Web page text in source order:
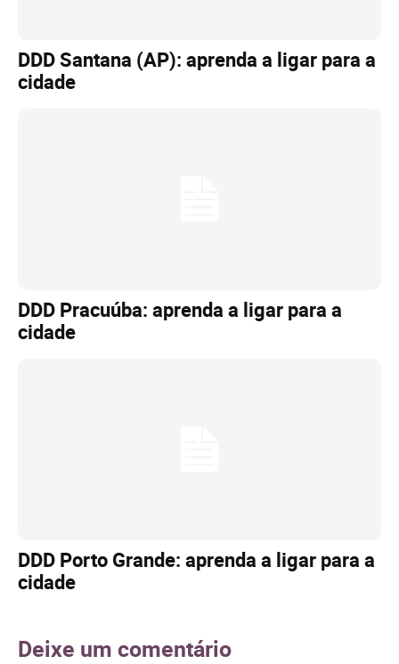
DDD Santana (AP): aprenda a ligar para a
cidade
DDD Pracuúba: aprenda a ligar para a
cidade
DDD Porto Grande: aprenda a ligar para a
cidade
Deixe um comentário